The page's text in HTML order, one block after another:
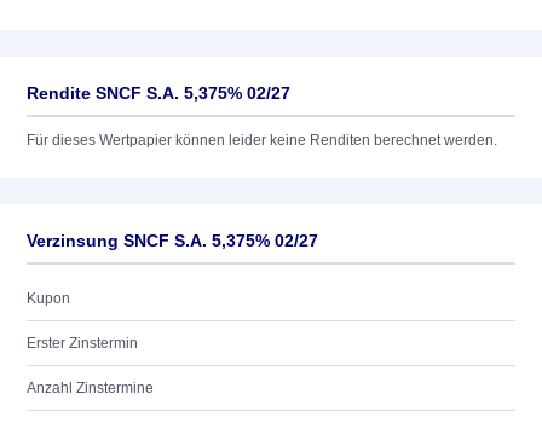
Rendite SNCF S.A. 5,375% 02/27
Für dieses Wertpapier können leider keine Renditen berechnet werden.
Verzinsung SNCF S.A. 5,375% 02/27
Kupon
Erster Zinstermin
Anzahl Zinstermine